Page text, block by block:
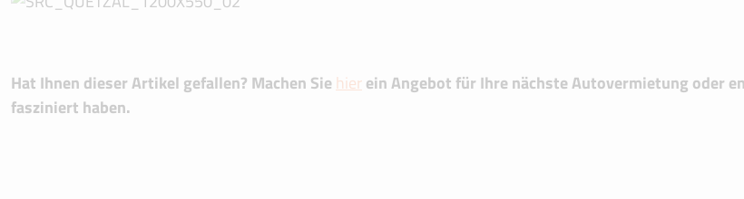
Hat Ihnen dieser Artikel gefallen? Machen Siehierein Angebot für Ihre nächste Autovermietung oder
fasziniert haben.